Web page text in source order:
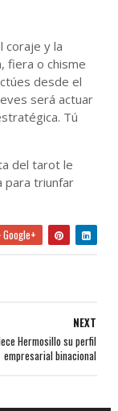
coraje y la
fiera o chisme
desde el
será actuar
Tú
del tarot le
para triunfar
Google+
NEXT
Hermosillo su perfil
empresarial binacional